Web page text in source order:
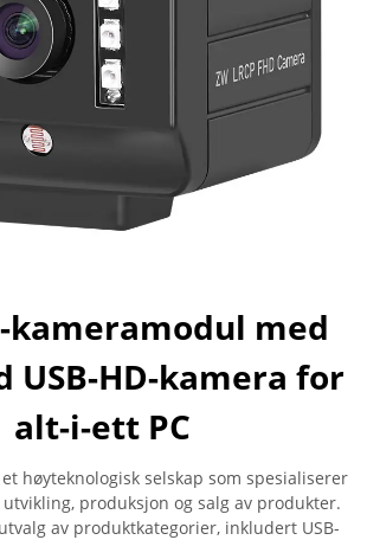
kameramodul med
USB-HD-kamera for
alt-i-ett PC
høyteknologisk selskap som spesialiserer
produksjon og salg av produkter.
av produktkategorier, inkludert USB-